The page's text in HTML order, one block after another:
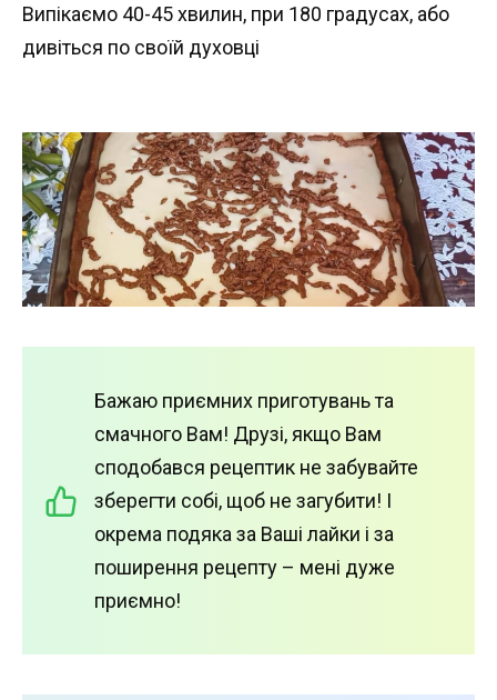
Випікаємо 40-45 хвилин, при 180 градусах, або
дивіться по своїй духовці
Бажаю приємних приготувань та
смачного Вам! Друзі, якщо Вам
сподобався рецептик не забувайте
зберегти собі, щоб не загубити! І
окрема подяка за Ваші лайки і за
поширення рецепту – мені дуже
приємно!